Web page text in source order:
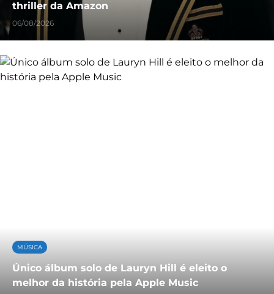
thriller da Amazon
06/08/2026
MÚSICA
Único álbum solo de Lauryn Hill é eleito o
melhor da história pela Apple Music